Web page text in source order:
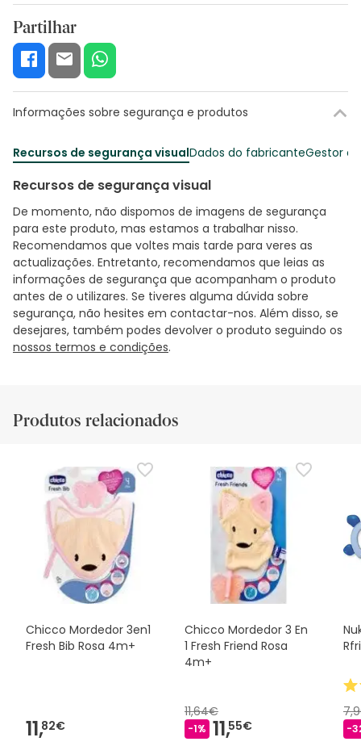
Partilhar
Informações sobre segurança e produtos
Recursos de segurança visualDados do fabricanteGestor
Recursos de segurança visual
De momento, não dispomos de imagens de segurança
para este produto, mas estamos a trabalhar nisso.
Recomendamos que voltes mais tarde para veres as
actualizações. Entretanto, recomendamos que leias as
informações de segurança que acompanham o produto
antes de o utilizares. Se tiveres alguma dúvida sobre
segurança, não hesites em contactar-nos. Além disso, se
desejares, também podes devolver o produto seguindo os
nossos termos e condições.
Produtos relacionados
Chicco Mordedor 3en1
Fresh Bib Rosa 4m+
11,82€
Chicco Mordedor 3 En
1 Fresh Friend Rosa
4m+
11,64€
-1% 11,55€ -